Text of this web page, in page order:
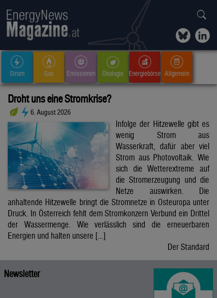
Strom Gas Emissionen Ökologie Energiebörse Allgemein
Droht uns eine Stromkrise?
6. August 2026
Infolge der Hitzewelle gibt es
wenig Strom aus
Wasserkraft, dafür aber viel
Strom aus Photovoltaik. Wie
sich die Wetterextreme auf
die Stromerzeugung und die
Netze auswirken. Die
anhaltende Hitzewelle bringt die Stromnetze in Osteuropa unter
Druck. In Österreich fehlt dem Stromkonzern Verbund ein Drittel
der Wassermenge. Wie verlässlich sind die erneuerbaren
Energien und halten unsere […]
Der Standard
Newsletter